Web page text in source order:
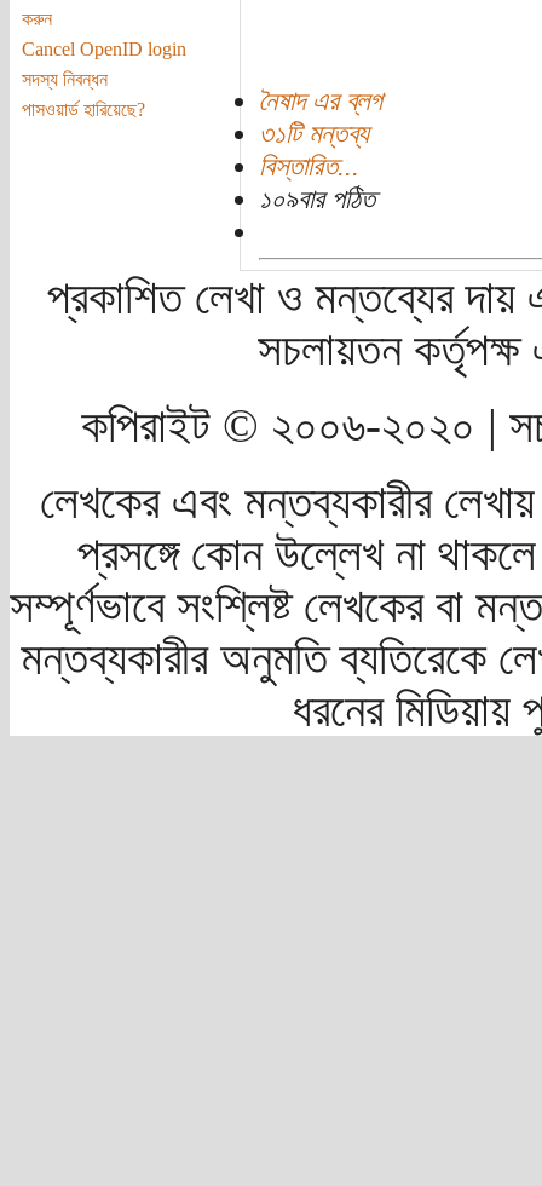
করুন
Cancel OpenID login
সদস্য নিবন্ধন
পাসওয়ার্ড হারিয়েছে?
নৈষাদ এর ব্লগ
৩১টি মন্তব্য
বিস্তারিত...
১০৯বার পঠিত
প্রকাশিত লেখা ও মন্তব্যের দায়
সচলায়তন
কপিরাইট © ২০০৬-২০২০ |
লেখকের এবং মন্তব্যকারীর
প্রসঙ্গে কোন উল্লেখ না
সম্পূর্ণভাবে সংশ্লিষ্ট লেখকের বা
মন্তব্যকারীর অনুমতি ব্যতিরেকে
ধরনের মিডিয়ায়